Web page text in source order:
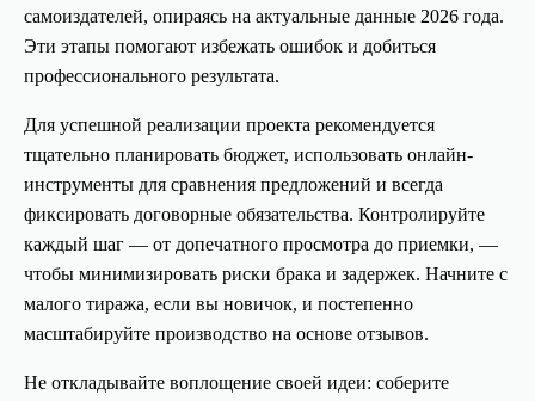
самоиздателей, опираясь на актуальные данные 2026 года.
Эти этапы помогают избежать ошибок и добиться
профессионального результата.
Для успешной реализации проекта рекомендуется
тщательно планировать бюджет, использовать онлайн-
инструменты для сравнения предложений и всегда
фиксировать договорные обязательства. Контролируйте
каждый шаг — от допечатного просмотра до приемки, —
чтобы минимизировать риски брака и задержек. Начните с
малого тиража, если вы новичок, и постепенно
масштабируйте производство на основе отзывов.
Не откладывайте воплощение своей идеи: соберите